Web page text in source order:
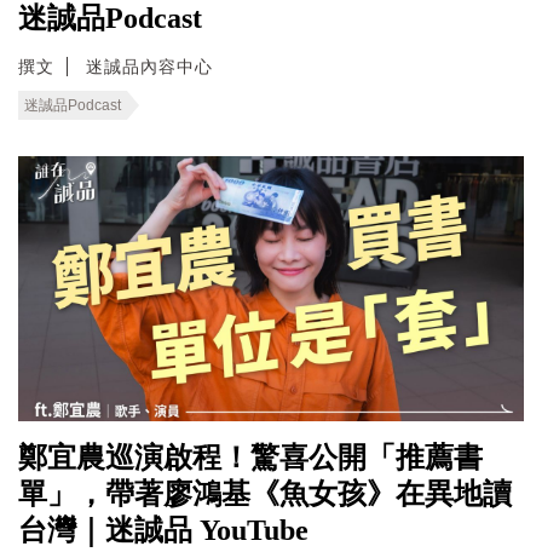
迷誠品Podcast
撰文 迷誠品內容中心
迷誠品Podcast
鄭宜農巡演啟程！驚喜公開「推薦書
單」，帶著廖鴻基《魚女孩》在異地讀
台灣｜迷誠品 YouTube